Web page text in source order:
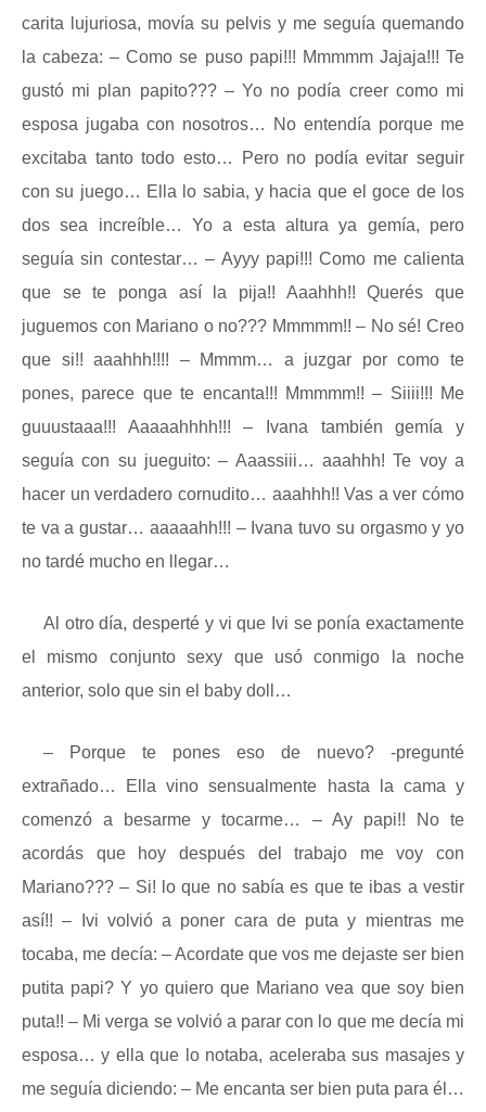
carita lujuriosa, movía su pelvis y me seguía quemando
la cabeza: – Como se puso papi!!! Mmmmm Jajaja!!! Te
gustó mi plan papito??? – Yo no podía creer como mi
esposa jugaba con nosotros… No entendía porque me
excitaba tanto todo esto… Pero no podía evitar seguir
con su juego… Ella lo sabia, y hacia que el goce de los
dos sea increíble… Yo a esta altura ya gemía, pero
seguía sin contestar… – Ayyy papi!!! Como me calienta
que se te ponga así la pija!! Aaahhh!! Querés que
juguemos con Mariano o no??? Mmmmm!! – No sé! Creo
que si!! aaahhh!!!! – Mmmm… a juzgar por como te
pones, parece que te encanta!!! Mmmmm!! – Siiii!!! Me
guuustaaa!!! Aaaaahhhh!!! – Ivana también gemía y
seguía con su jueguito: – Aaassiii… aaahhh! Te voy a
hacer un verdadero cornudito… aaahhh!! Vas a ver cómo
te va a gustar… aaaaahh!!! – Ivana tuvo su orgasmo y yo
no tardé mucho en llegar…
Al otro día, desperté y vi que Ivi se ponía exactamente
el mismo conjunto sexy que usó conmigo la noche
anterior, solo que sin el baby doll…
– Porque te pones eso de nuevo? -pregunté
extrañado… Ella vino sensualmente hasta la cama y
comenzó a besarme y tocarme… – Ay papi!! No te
acordás que hoy después del trabajo me voy con
Mariano??? – Si! lo que no sabía es que te ibas a vestir
así!! – Ivi volvió a poner cara de puta y mientras me
tocaba, me decía: – Acordate que vos me dejaste ser bien
putita papi? Y yo quiero que Mariano vea que soy bien
puta!! – Mi verga se volvió a parar con lo que me decía mi
esposa… y ella que lo notaba, aceleraba sus masajes y
me seguía diciendo: – Me encanta ser bien puta para él…